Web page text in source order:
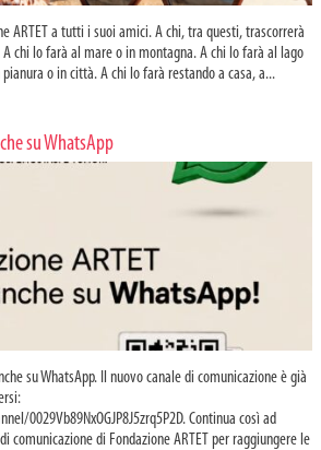
ARTET a tutti i suoi amici. A chi, tra questi, trascorrerà
chi lo farà al mare o in montagna. A chi lo farà al lago
o in città. A chi lo farà restando a casa, a...
su WhatsApp
su WhatsApp. Il nuovo canale di comunicazione è già
0029Vb89NxOGJP8J5zrq5P2D. Continua così ad
comunicazione di Fondazione ARTET per raggiungere le